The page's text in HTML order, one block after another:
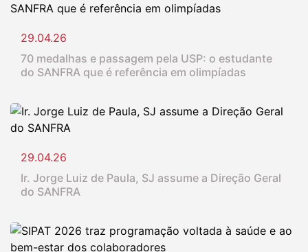
29.04.26
70 medalhas e passagem pela USP: o estudante
do SANFRA que é referência em olimpíadas
29.04.26
Ir. Jorge Luiz de Paula, SJ assume a Direção Geral
do SANFRA